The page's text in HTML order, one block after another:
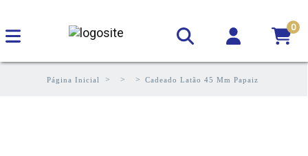
0
Página Inicial Cadeado Latão 45 Mm Papaiz